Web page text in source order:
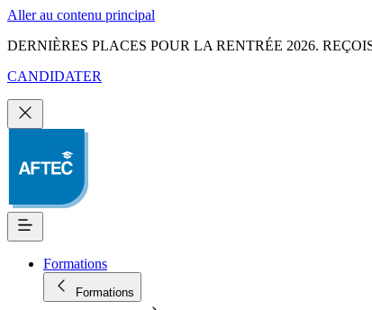
Aller au contenu principal
DERNIÈRES PLACES POUR LA RENTRÉE 2026.
CANDIDATER
Formations
Formations